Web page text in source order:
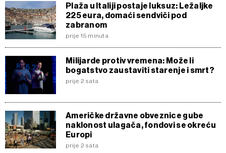
Plaža u Italiji postaje luksuz: Ležaljke
225 eura, domaći sendviči pod
zabranom
prije 15 minuta
Milijarde protiv vremena: Može li
bogatstvo zaustaviti starenje i smrt?
prije 2 sata
Američke državne obveznice gube
naklonost ulagača, fondovi se okreću
Europi
prije 2 sata